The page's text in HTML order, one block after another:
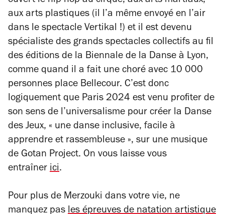
aux arts plastiques (il l’a même envoyé en l’air
dans le spectacle Vertikal !) et il est devenu
spécialiste des grands spectacles collectifs au fil
des éditions de la Biennale de la Danse à Lyon,
comme quand il a fait une choré avec 10 000
personnes place Bellecour. C’est donc
logiquement que Paris 2024 est venu profiter de
son sens de l’universalisme pour créer la Danse
des Jeux, « une danse inclusive, facile à
apprendre et rassembleuse », sur une musique
de Gotan Project. On vous laisse vous
entraîner ici.
Pour plus de Merzouki dans votre vie, ne
manquez pas les épreuves de natation artistique